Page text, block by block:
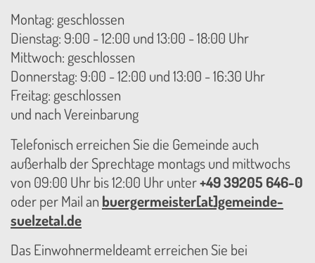
Montag: geschlossen
Dienstag: 9:00 - 12:00 und 13:00 - 18:00 Uhr
Mittwoch: geschlossen
Donnerstag: 9:00 - 12:00 und 13:00 - 16:30 Uhr
Freitag: geschlossen
und nach Vereinbarung
Telefonisch erreichen Sie die Gemeinde auch
außerhalb der Sprechtage montags und mittwochs
von 09:00 Uhr bis 12:00 Uhr unter+49 39205 646-0
oder per Mail an buergermeister[at]gemeinde-
suelzetal.de
Das Einwohnermeldeamt erreichen Sie bei